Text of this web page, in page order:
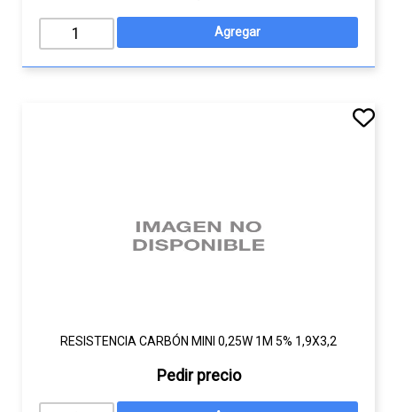
RESISTENCIA CARBÓN MINI 0,25W 1M 5% 1,9X3,2
Pedir precio